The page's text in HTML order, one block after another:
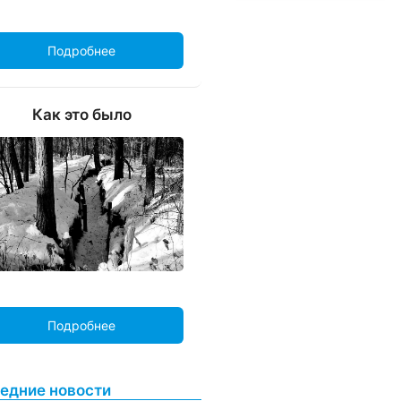
Подробнее
Как это было
Подробнее
новости